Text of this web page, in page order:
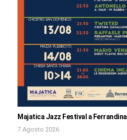
Majatica Jazz Festival a Ferrandina
7 Agosto 2026